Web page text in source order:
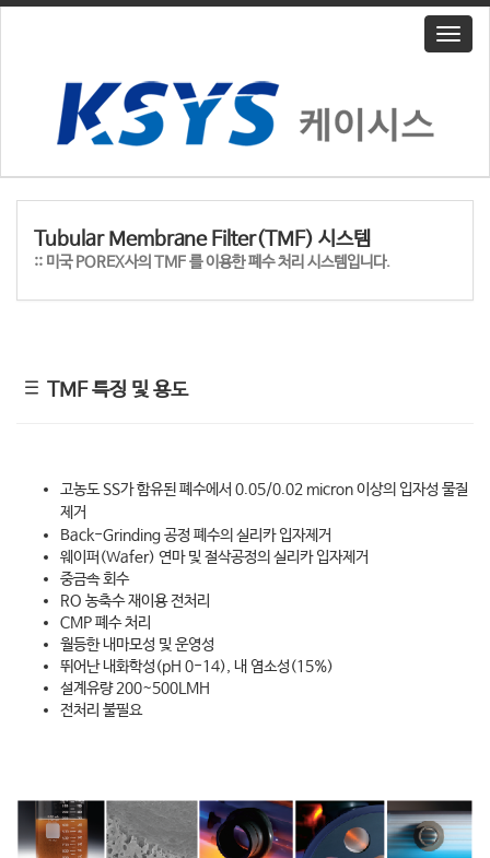
T
o
t
Tubular Membrane Filter(TMF) 시스템
:: 미국 POREX사의 TMF 를 이용한 폐수 처리 시스템입니다.
TMF 특징 및 용도
고농도 SS가 함유된 폐수에서 0.05/0.02 micron 이상의 입자성 물질
제거
Back-Grinding 공정 폐수의 실리카 입자제거
웨이퍼(Wafer) 연마 및 절삭공정의 실리카 입자제거
중금속 회수
RO 농축수 재이용 전처리
CMP 폐수 처리
월등한 내마모성 및 운영성
뛰어난 내화학성(pH 0-14), 내 염소성(15%)
설계유량 200~500LMH
전처리 불필요